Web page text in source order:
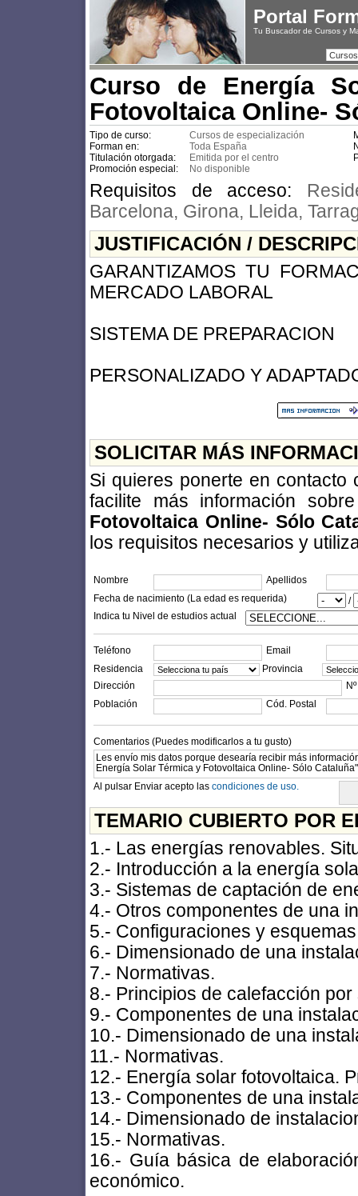
Portal
Tu Buscador de Cursos y
Curso de Energía
Fotovoltaica Online-
Tipo de curso: Cursos de especialización
Forman en:
Toda España
Titulación otorgada:
Emitida por el centro
Promoción especial:
No disponible
Requisitos de acceso:
Barcelona, Girona, Lleida,
JUSTIFICACIÓN /
GARANTIZAMOS TU
MERCADO LABORAL
SISTEMA DE PREPARACION
PERSONALIZADO Y
SOLICITAR MÁS
Si quieres ponerte en contacto
facilite más información
Fotovoltaica Online- Sólo
los requisitos necesarios y
Nombre
Apellidos
Fecha de nacimiento (La edad es requerida)
/
Indica tu Nivel de estudios actual
Teléfono
Email
Residencia
Provincia
Dirección
Nº
Población
Cód. Postal
Comentarios (Puedes modificarlos a tu gusto)
Al pulsar Enviar acepto las condiciones de uso.
TEMARIO CUBIERTO POR
1.- Las energías renovables.
2.- Introducción a la energía
3.- Sistemas de captación de
4.- Otros componentes de una
5.- Configuraciones y
6.- Dimensionado de una
7.- Normativas.
8.- Principios de calefacción
9.- Componentes de una
10.- Dimensionado de una
11.- Normativas.
12.- Energía solar fotovoltaica.
13.- Componentes de una
14.- Dimensionado de
15.- Normativas.
16.- Guía básica de
económico.